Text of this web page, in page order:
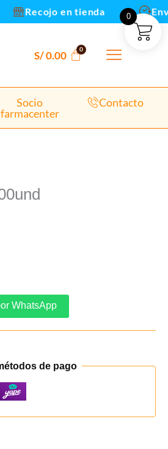
Recojo en tienda
S/0.00
Socio
farmacenter
Contacto
WhatsApp
de pago
0